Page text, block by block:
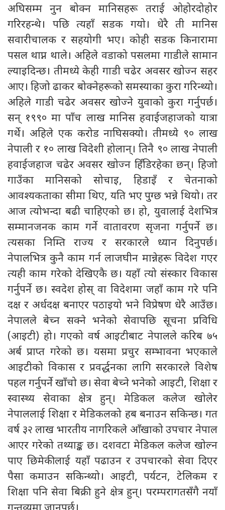
अघिसम्म नुन बोक्न मानिसहरू तराई ओहोरदोहोर
गरिरहन्थे। पछि त्यहाँ सडक गयो। धेरै ती मानिस
सवारीचालक र सहयोगी भए। कोही सडक किनारामा
पसल थाप्न थाले। अहिले वडाको पसलमा गाडीले सामान
ल्याइदिन्छ। तीमध्ये केही गाडी चढेर अवसर खोज्न सहर
आए। हिजो ढाकर बोक्नेहरूको समस्याका कुरा गरिन्थ्यो।
अहिले गाडी चढेर अवसर खोज्ने युवाको कुरा गर्नुपर्छ।
सन् १९९० मा पाँच लाख मानिस हवाईजहाजको यात्रा
गर्थे। अहिले एक करोड नाघिसक्यो। तीमध्ये ९० लाख
नेपाली र १० लाख विदेशी होलान्। तिनै ९० लाख नेपाली
हवाईजहाज चढेर अवसर खोज्न हिँडिरहेका छन्। हिजो
गाउँका मानिसको सोचाइ, हिडाइँ र चेतनाको
आवश्यकताका सीमा थिए, यति भए पुग्छ भन्ने थियो। तर
आज त्योभन्दा बढी चाहिएको छ। हो, युवालाई देशभित्र
सम्मानजनक काम गर्ने वातावरण सृजना गर्नुपर्ने छ।
त्यसका निम्ति राज्य र सरकारले ध्यान दिनुपर्छ।
नेपालभित्र कुनै काम गर्न लाजघीन मान्नेहरू विदेश गएर
त्यही काम गरेको देखिएकै छ। यहाँ त्यो संस्कार विकास
गर्नुपर्ने छ। स्वदेश होस् वा विदेशमा जहाँ काम गरे पनि
दक्ष र अर्धदक्ष बनाएर पठाइयो भने विप्रेषण धेरै आउँछ।
नेपालले बेच्न सक्ने भनेको सेवापछि सूचना प्रविधि
(आइटी) हो। गएको वर्ष आइटीबाट नेपालले करिब ७५
अर्ब प्राप्त गरेको छ। यसमा प्रचुर सम्भावना भएकाले
आइटीको विकास र प्रवर्द्धनका लागि सरकारले विशेष
पहल गर्नुपर्ने खाँचो छ। सेवा बेच्ने भनेको आइटी, शिक्षा र
स्वास्थ्य सेवाका क्षेत्र हुन्। मेडिकल कलेज खोलेर
नेपाललाई शिक्षा र मेडिकलको हब बनाउन सकिन्छ। गत
वर्ष ३२ लाख भारतीय नागरिकले आँखाको उपचार नेपाल
आएर गरेको तथ्याङ्क छ। दशवटा मेडिकल कलेज खोल्न
पाए छिमेकीलाई यहाँ पढाउन र उपचारको सेवा दिएर
पैसा कमाउन सकिन्थ्यो। आइटी, पर्यटन, टेलिकम र
शिक्षा पनि सेवा बिक्री हुने क्षेत्र हुन्। परम्परागतसँगै नयाँ